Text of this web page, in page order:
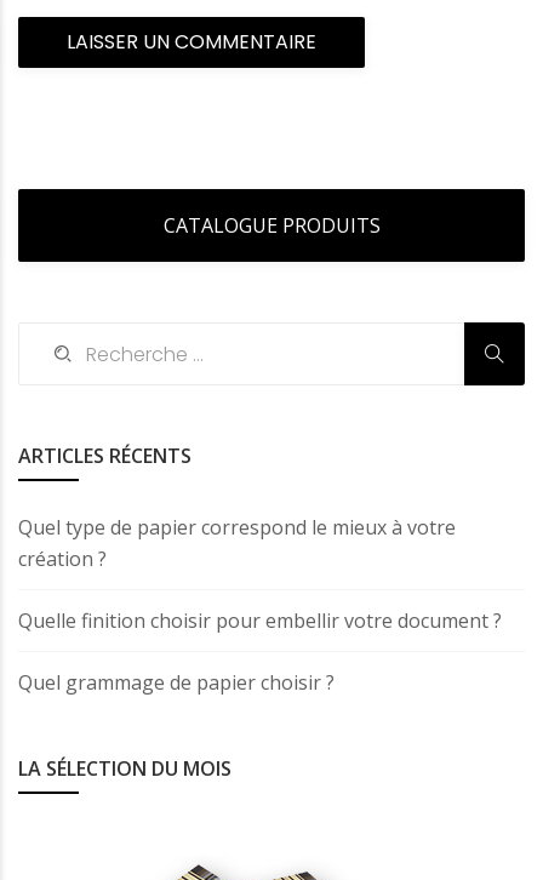
CATALOGUE PRODUITS
ARTICLES RÉCENTS
Quel type de papier correspond le mieux à votre
création ?
Quelle finition choisir pour embellir votre document ?
Quel grammage de papier choisir ?
LA SÉLECTION DU MOIS